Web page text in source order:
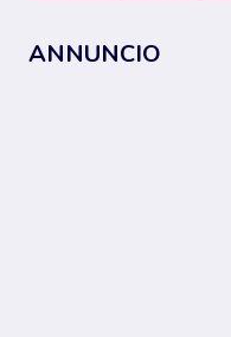
ANNUNCIO